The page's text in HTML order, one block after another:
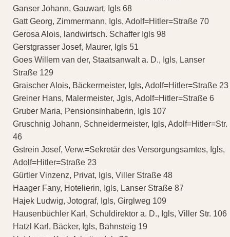
Ganser Johann, Gauwart, Igls 68
Gatt Georg, Zimmermann, Igls, Adolf=Hitler=Straße 70
Gerosa Alois, landwirtsch. Schaffer Igls 98
Gerstgrasser Josef, Maurer, Igls 51
Goes Willem van der, Staatsanwalt a. D., Igls, Lanser
Straße 129
Graischer Alois, Bäckermeister, Igls, Adolf=Hitler=Straße 23
Greiner Hans, Malermeister, Jgls, Adolf=Hitler=Straße 6
Gruber Maria, Pensionsinhaberin, Igls 107
Gruschnig Johann, Schneidermeister, Igls, Adolf=Hitler=Str.
46
Gstrein Josef, Verw.=Sekretär des Versorgungsamtes, Igls,
Adolf=Hitler=Straße 23
Gürtler Vinzenz, Privat, Igls, Viller Straße 48
Haager Fany, Hotelierin, Igls, Lanser Straße 87
Hajek Ludwig, Jotograf, Igls, Girglweg 109
Hausenbüchler Karl, Schuldirektor a. D., Igls, Viller Str. 106
Hatzl Karl, Bäcker, Igls, Bahnsteig 19